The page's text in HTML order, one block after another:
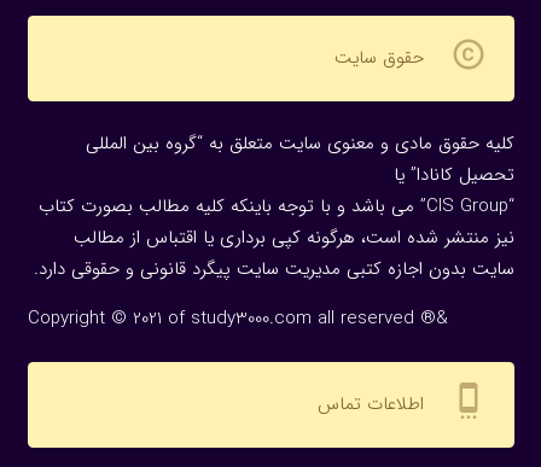
copyright حقوق سایت
کلیه حقوق مادی و معنوی سایت متعلق به “گروه بین المللی
تحصیل کانادا” یا
“CIS Group” می باشد و با توجه باینکه کلیه مطالب بصورت کتاب
نیز منتشر شده است، هرگونه كپی برداری یا اقتباس از مطالب
سایت بدون اجازه كتبی مدیریت سایت پیگرد قانونی و حقوقی دارد.
Copyright © 2021 of study3000.com all reserved ®&
settings_cell اطلاعات تماس